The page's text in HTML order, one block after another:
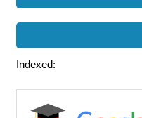
Indexed: